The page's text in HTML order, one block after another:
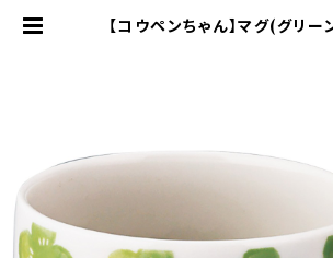
【コウペンちゃん】マグ(グリー